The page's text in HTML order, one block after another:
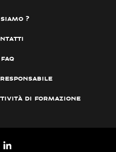
?
faq
di formazione